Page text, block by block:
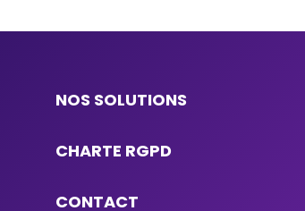
NOS SOLUTIONS
CHARTE RGPD
CONTACT